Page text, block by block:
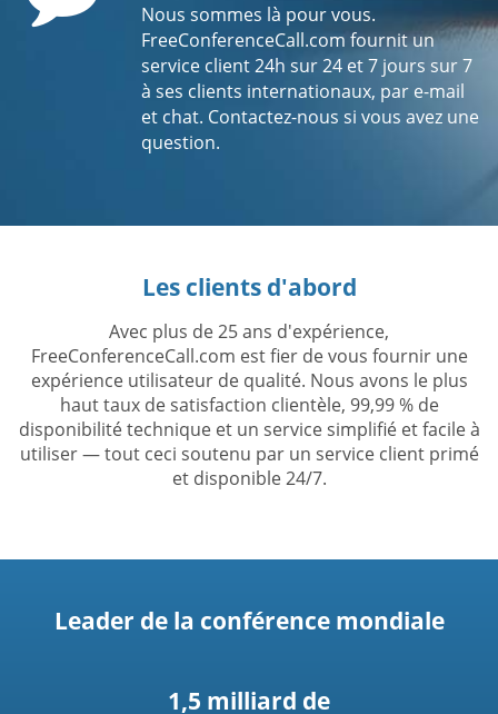
Nous sommes là pour vous.
FreeConferenceCall.com fournit un
service client 24h sur 24 et 7 jours sur 7
à ses clients internationaux, par e-mail
et chat. Contactez-nous si vous avez une
question.
Les clients d'abord
Avec plus de 25 ans d'expérience,
FreeConferenceCall.com est fier de vous fournir une
expérience utilisateur de qualité. Nous avons le plus
haut taux de satisfaction clientèle, 99,99 % de
disponibilité technique et un service simplifié et facile à
utiliser — tout ceci soutenu par un service client primé
et disponible 24/7.
Leader de la conférence mondiale
1,5 milliard de